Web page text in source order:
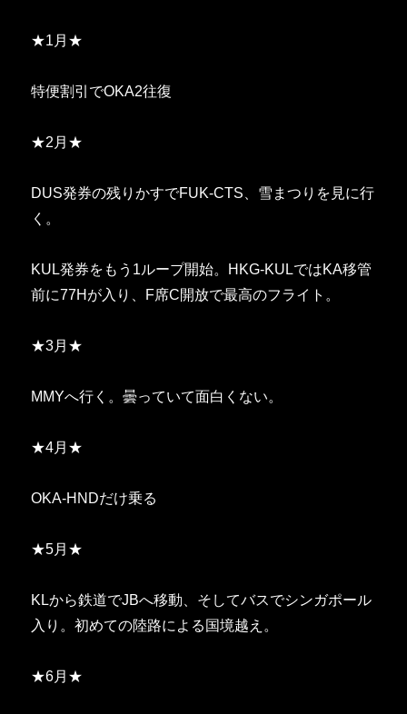
★1月★
特便割引でOKA2往復
★2月★
DUS発券の残りかすでFUK-CTS、雪まつりを見に行
く。
KUL発券をもう1ループ開始。HKG-KULではKA移管
前に77Hが入り、F席C開放で最高のフライト。
★3月★
MMYへ行く。曇っていて面白くない。
★4月★
OKA-HNDだけ乗る
★5月★
KLから鉄道でJBへ移動、そしてバスでシンガポール
入り。初めての陸路による国境越え。
★6月★